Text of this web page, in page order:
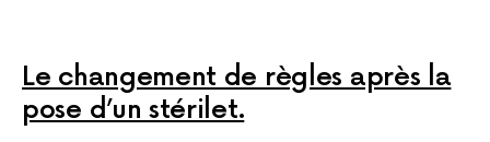
Le changement de règles après la
pose d’un stérilet.